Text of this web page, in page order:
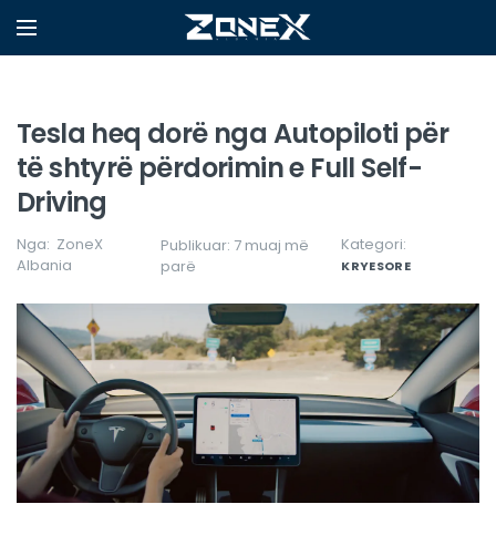
Tesla heq dorë nga Autopiloti për
të shtyrë përdorimin e Full Self-
Driving
Nga: ZoneX
Albania
Publikuar: 7 muaj më
parë
Kategori:
KRYESORE